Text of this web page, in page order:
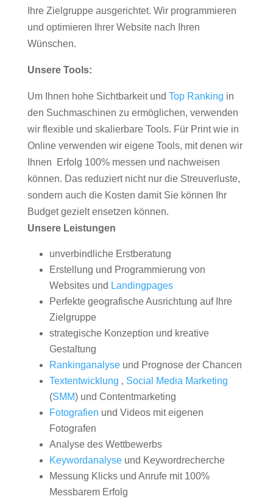
Ihre Zielgruppe ausgerichtet. Wir programmieren
und optimieren Ihrer Website nach Ihren
Wünschen.
Unsere Tools:
Um Ihnen hohe Sichtbarkeit und Top Ranking in
den Suchmaschinen zu ermöglichen, verwenden
wir flexible und skalierbare Tools. Für Print wie in
Online verwenden wir eigene Tools, mit denen wir
Ihnen Erfolg 100% messen und nachweisen
können. Das reduziert nicht nur die Streuverluste,
sondern auch die Kosten damit Sie können Ihr
Budget gezielt ensetzen können.
Unsere Leistungen
unverbindliche Erstberatung
Erstellung und Programmierung von
Websites und Landingpages
Perfekte geografische Ausrichtung auf Ihre
Zielgruppe
strategische Konzeption und kreative
Gestaltung
Rankinganalyseund Prognose der Chancen
Textentwicklung , Social Media Marketing
(SMM) und Contentmarketing
Fotografien und Videos mit eigenen
Fotografen
Analyse des Wettbewerbs
Keywordanalyseund Keywordrecherche
Messung Klicks und Anrufe mit 100%
Messbarem Erfolg